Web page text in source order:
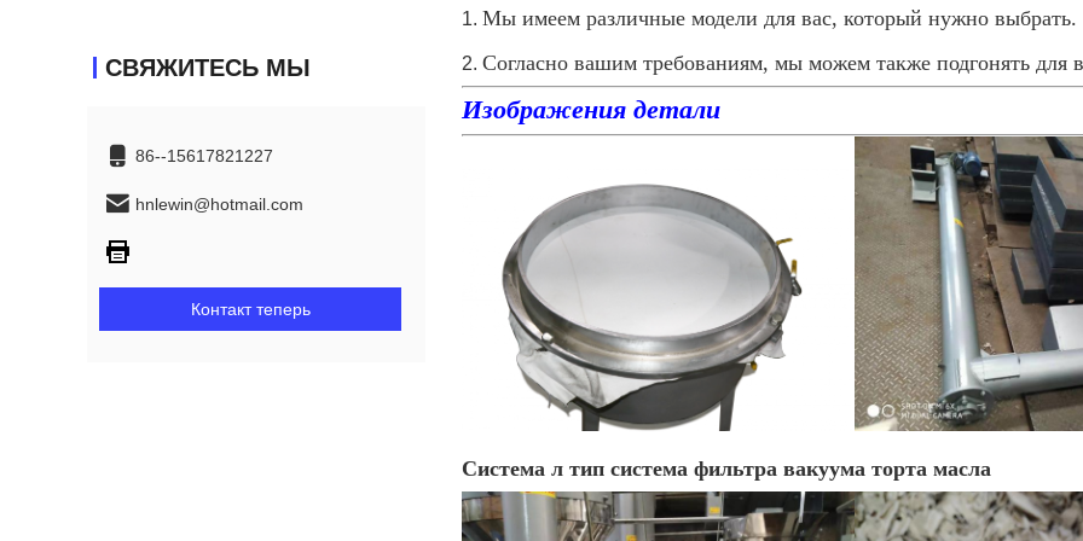
СВЯЖИТЕСЬ МЫ
86--15617821227
hnlewin@hotmail.com
Контакт теперь
1. Мы имеем различные модели для вас, который нужно выбрать.
2. Согласно вашим требованиям, мы можем также подгонять для
Изображения детали
Система л тип система фильтра вакуума торта масла